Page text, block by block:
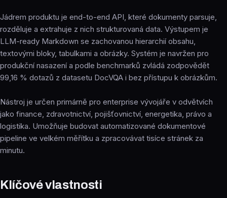
Jádrem produktu je end-to-end API, které dokumenty parsuje,
rozděluje a extrahuje z nich strukturovaná data. Výstupem je
LLM-ready Markdown se zachovanou hierarchií obsahu,
textovými bloky, tabulkami a obrázky. Systém je navržen pro
produkční nasazení a podle benchmarků zvládá zodpovědět
99,16 % dotazů z datasetu DocVQA i bez přístupu k obrázkům.
Nástroj je určen primárně pro enterprise vývojáře v odvětvích
jako finance, zdravotnictví, pojišťovnictví, energetika, právo a
logistika. Umožňuje budovat automatizované dokumentové
pipeline ve velkém měřítku a zpracovávat tisíce stránek za
minutu.
Klíčové vlastnosti